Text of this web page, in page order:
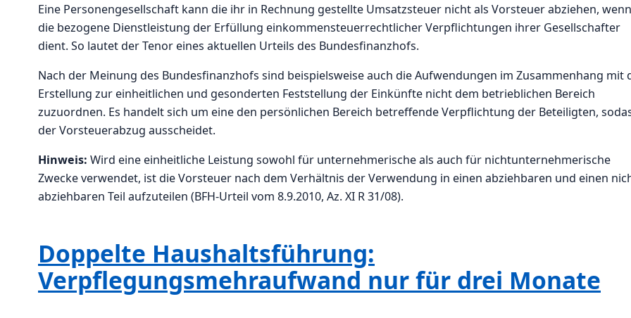
Eine Personengesellschaft kann die ihr in Rechnung gestellte Umsatzsteuer nicht als Vorsteuer abziehen, wenn
die bezogene Dienstleistung der Erfüllung einkommensteuerrechtlicher Verpflichtungen ihrer Gesellschafter
dient. So lautet der Tenor eines aktuellen Urteils des Bundesfinanzhofs.
Nach der Meinung des Bundesfinanzhofs sind beispielsweise auch die Aufwendungen im Zusammenhang mit
Erstellung zur einheitlichen und gesonderten Feststellung der Einkünfte nicht dem betrieblichen Bereich
zuzuordnen. Es handelt sich um eine den persönlichen Bereich betreffende Verpflichtung der Beteiligten,
der Vorsteuerabzug ausscheidet.
Hinweis: Wird eine einheitliche Leistung sowohl für unternehmerische als auch für nichtunternehmerische
Zwecke verwendet, ist die Vorsteuer nach dem Verhältnis der Verwendung in einen abziehbaren und einen
abziehbaren Teil aufzuteilen (BFH-Urteil vom 8.9.2010, Az. XI R 31/08).
Doppelte Haushaltsführung:
Verpflegungsmehraufwand nur für drei Monate